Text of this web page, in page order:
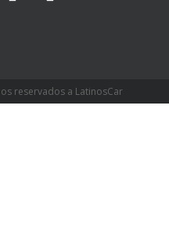
reservados a LatinosCar